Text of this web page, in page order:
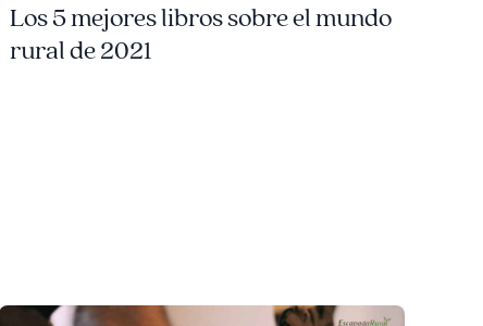
Los 5 mejores libros sobre el mundo
rural de 2021